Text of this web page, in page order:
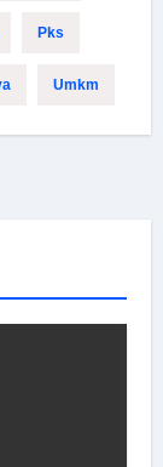
Pks
Umkm